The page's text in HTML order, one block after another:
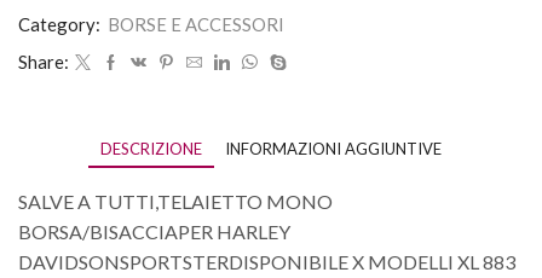
Category: BORSE E ACCESSORI
Share:
DESCRIZIONE INFORMAZIONI AGGIUNTIVE
SALVE A TUTTI,TELAIETTO MONO
BORSA/BISACCIAPER HARLEY
DAVIDSONSPORTSTERDISPONIBILE X MODELLI XL 883